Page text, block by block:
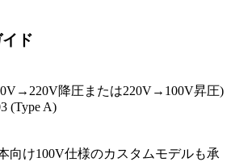
ド
降圧または220V→100V昇圧)
(Type A)
向け100V仕様のカスタムモデルも承